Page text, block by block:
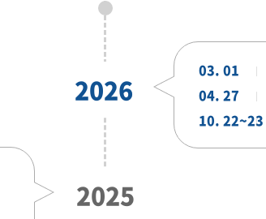
참가신청/조회
존체어 교부금 전달식
행사 안내
2026
03. 01
04. 27
10. 22~23
2025